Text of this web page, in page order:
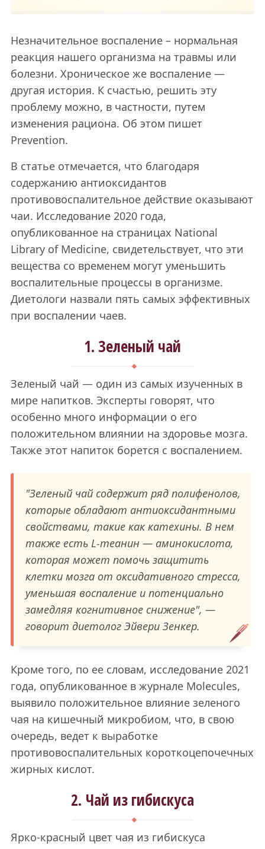
Незначительное воспаление – нормальная
реакция нашего организма на травмы или
болезни. Хроническое же воспаление —
другая история. К счастью, решить эту
проблему можно, в частности, путем
изменения рациона. Об этом пишет
Prevention.
В статье отмечается, что благодаря
содержанию антиоксидантов
противовоспалительное действие оказывают
чаи. Исследование 2020 года,
опубликованное на страницах National
Library of Medicine, свидетельствует, что эти
вещества со временем могут уменьшить
воспалительные процессы в организме.
Диетологи назвали пять самых эффективных
при воспалении чаев.
1. Зеленый чай
Зеленый чай — один из самых изученных в
мире напитков. Эксперты говорят, что
особенно много информации о его
положительном влиянии на здоровье мозга.
Также этот напиток борется с воспалением.
"Зеленый чай содержит ряд полифенолов,
которые обладают антиоксидантными
свойствами, такие как катехины. В нем
также есть L-теанин — аминокислота,
которая может помочь защитить
клетки мозга от оксидативного стресса,
уменьшая воспаление и потенциально
замедляя когнитивное снижение", —
говорит диетолог Эйвери Зенкер.
Кроме того, по ее словам, исследование 2021
года, опубликованное в журнале Molecules,
выявило положительное влияние зеленого
чая на кишечный микробиом, что, в свою
очередь, ведет к выработке
противовоспалительных короткоцепочечных
жирных кислот.
2. Чай из гибискуса
Ярко-красный цвет чая из гибискуса